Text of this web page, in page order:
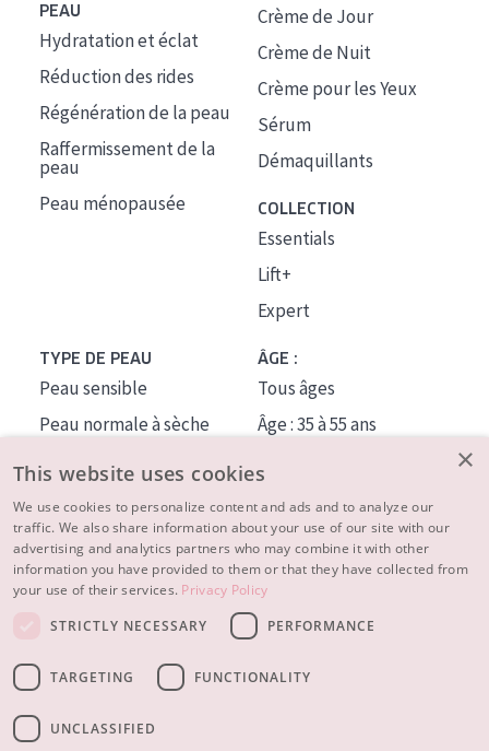
PEAU
Hydratation et éclat
Réduction des rides
Régénération de la peau
Raffermissement de la
peau
Peau ménopausée
Crème de Jour
Crème de Nuit
Crème pour les Yeux
Sérum
Démaquillants
COLLECTION
Essentials
Lift+
Expert
TYPE DE PEAU
Peau sensible
Peau normale à sèche
Peau mixte ou grasse
Peau mature
Peau ménopausée
ÂGE :
Tous âges
Âge : 35 à 55 ans
À PROPOS
CONSEILS BEAUTÉ
×
This website uses cookies
We use cookies to personalize content and ads and to analyze our
traffic. We also share information about your use of our site with our
advertising and analytics partners who may combine it with other
information you have provided to them or that they have collected from
your use of their services. Privacy Policy
STRICTLY NECESSARY
PERFORMANCE
TARGETING FUNCTIONALITY
UNCLASSIFIED